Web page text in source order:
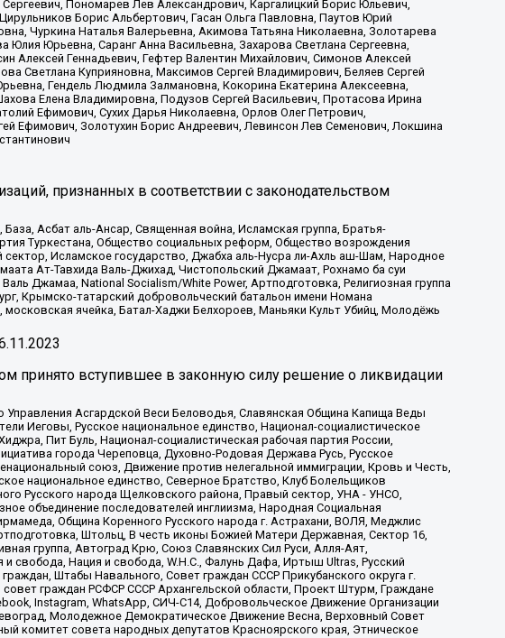
Пономарев Лев Александрович, Каргалицкий Борис Юльевич,
Борис Альбертович, Гасан Ольга Павловна, Паутов Юрий
Чуркина Наталья Валерьевна, Акимова Татьяна Николаевна, Золотарева
Юрьевна, Саранг Анна Васильевна, Захарова Светлана Сергеевна,
Геннадьевич, Гефтер Валентин Михайлович, Симонов Алексей
Светлана Куприяновна, Максимов Сергей Владимирович, Беляев Сергей
Гендель Людмила Залмановна, Кокорина Екатерина Алексеевна,
Елена Владимировна, Подузов Сергей Васильевич, Протасова Ирина
Ефимович, Сухих Дарья Николаевна, Орлов Олег Петрович,
Ефимович, Золотухин Борис Андреевич, Левинсон Лев Семенович, Локшина
признанных в соответствии с законодательством
Асбат аль-Ансар, Священная война, Исламская группа, Братья-
Туркестана, Общество социальных реформ, Общество возрождения
Исламское государство, Джабха аль-Нусра ли-Ахль аш-Шам, Народное
Ат-Тавхида Валь-Джихад, Чистопольский Джамаат, Рохнамо ба суи
Джамаа, National Socialism/White Power, Артподготовка, Религиозная группа
Крымско-татарский добровольческий батальон имени Номана
ячейка, Батал-Хаджи Белхороев, Маньяки Культ Убийц, Молодёжь
принято вступившее в законную силу решение о ликвидации
Асгардской Веси Беловодья, Славянская Община Капища Веды
Иеговы, Русское национальное единство, Национал-социалистическое
Пит Буль, Национал-социалистическая рабочая партия России,
города Череповца, Духовно-Родовая Держава Русь, Русское
союз, Движение против нелегальной иммиграции, Кровь и Честь,
национальное единство, Северное Братство, Клуб Болельщиков
Русского народа Щелковского района, Правый сектор, УНА - УНСО,
объединение последователей инглиизма, Народная Социальная
Община Коренного Русского народа г. Астрахани, ВОЛЯ, Меджлис
Штольц, В честь иконы Божией Матери Державная, Сектор 16,
группа, Автоград Крю, Союз Славянских Сил Руси, Алля-Аят,
свобода, Нация и свобода, W.H.С., Фалунь Дафа, Иртыш Ultras, Русский
Штабы Навального, Совет граждан СССР Прикубанского округа г.
граждан РСФСР СССР Архангельской области, Проект Штурм, Граждане
Instagram, WhatsApp, СИЧ-С14, Добровольческое Движение Организации
Молодежное Демократическое Движение Весна, Верховный Совет
комитет совета народных депутатов Красноярского края, Этническое